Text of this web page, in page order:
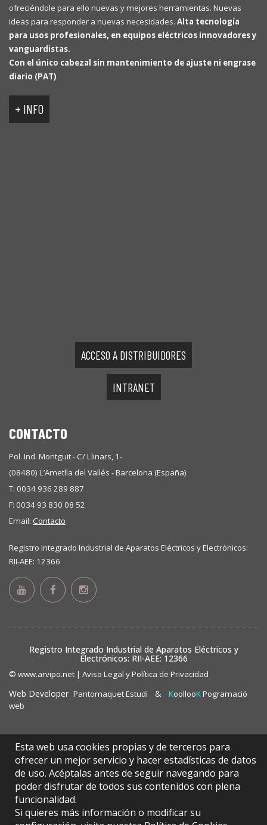
Esta web usa cookies propias y de terceros para
ofrecer un mejor servicio y hacer estadísticas de datos
de uso. Acéptalas antes de seguir navegando para
poder disfrutar de todos sus contenidos con plena
funcionalidad.
Si quieres más información o modificar su
ofreciéndole para ello nuevas y mejores herramientas. Nuevas
ideas para responder a nuevas necesidades. Alta tecnología
para usos profesionales, en equipos eléctricos innovadores y
vanguardistas.
Con el único cabezal sin mantenimiento de ajuste ni engrase
diario (PAT)
+ INFO
ACCESO A DISTRIBUIDORES
INTRANET
CONTACTO
Pol. Ind. Montguit - C/ Llinars, 1-
(08480) L’Ametlla del Vallés - Barcelona (España)
T: 0034 936 289 887
F: 0034 93 830 08 52
Email: Contacto
Registro Integrado Industrial de Aparatos Eléctricos y Electrónicos:
RII-AEE: 12366
Registro Integrado Industrial de Aparatos Eléctricos y
Electrónicos: RII-AEE: 12366
© www.arvipo.net | Aviso Legal y Política de Privacidad
Web Developer Pantomaquet Estudi & KoollooKPogramació
web